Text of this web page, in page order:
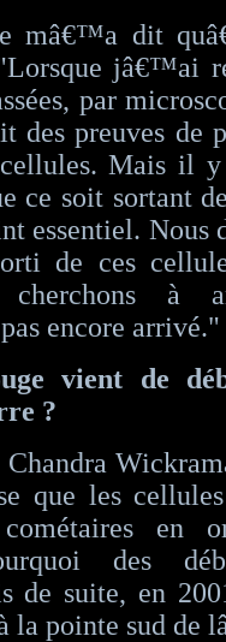
mâ€™a dit
jâ€™ai
par
preuves de
Mais il
ce soit sortant
essentiel. Nous
de ces
à
encore arrivé."
vient de
?
que les
en
des
de suite, en
la pointe sud de